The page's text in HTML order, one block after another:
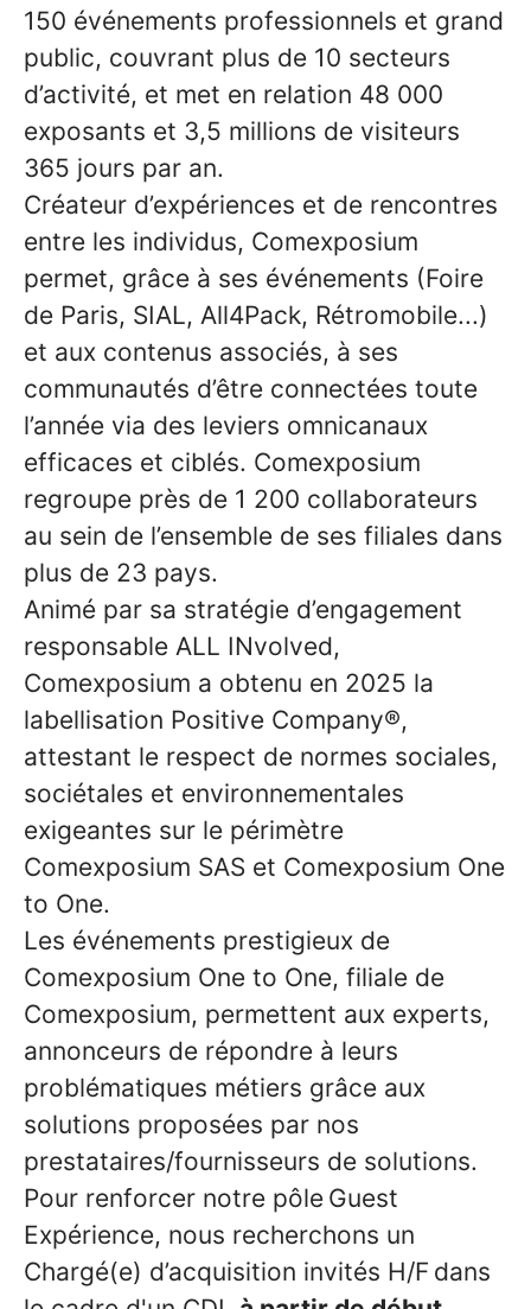
150 événements professionnels et grand
public, couvrant plus de 10 secteurs
d’activité, et met en relation 48 000
exposants et 3,5 millions de visiteurs
365 jours par an.
Créateur d’expériences et de rencontres
entre les individus, Comexposium
permet, grâce à ses événements (Foire
de Paris, SIAL, All4Pack, Rétromobile...)
et aux contenus associés, à ses
communautés d’être connectées toute
l’année via des leviers omnicanaux
efficaces et ciblés. Comexposium
regroupe près de 1 200 collaborateurs
au sein de l’ensemble de ses filiales dans
plus de 23 pays.
Animé par sa stratégie d’engagement
responsable ALL INvolved,
Comexposium a obtenu en 2025 la
labellisation Positive Company®,
attestant le respect de normes sociales,
sociétales et environnementales
exigeantes sur le périmètre
Comexposium SAS et Comexposium One
to One.
Les événements prestigieux de
Comexposium One to One, filiale de
Comexposium, permettent aux experts,
annonceurs de répondre à leurs
problématiques métiers grâce aux
solutions proposées par nos
prestataires/fournisseurs de solutions.
Pour renforcer notre pôle Guest
Expérience, nous recherchons un
Chargé(e) d’acquisition invités H/F dans